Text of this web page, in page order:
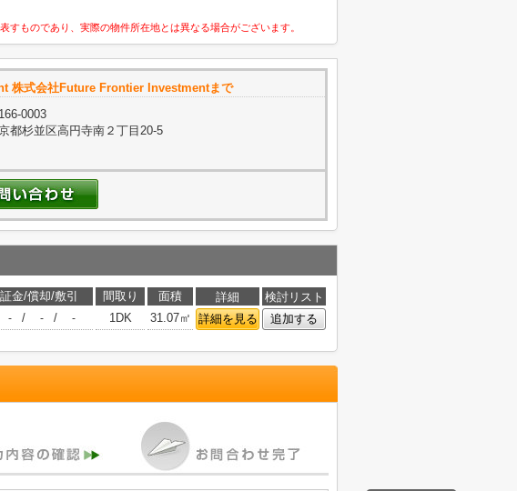
ものであり、実際の物件所在地とは異なる場合がございます。
株式会社Future Frontier Investmentまで
0003
都杉並区高円寺南２丁目20-5
金/償却/敷引 間取り 面積 詳細
検討リスト
- / - / - 1DK 31.07㎡ 詳細を見る 追加する